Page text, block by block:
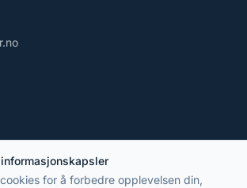
for å forbedre opplevelsen din,